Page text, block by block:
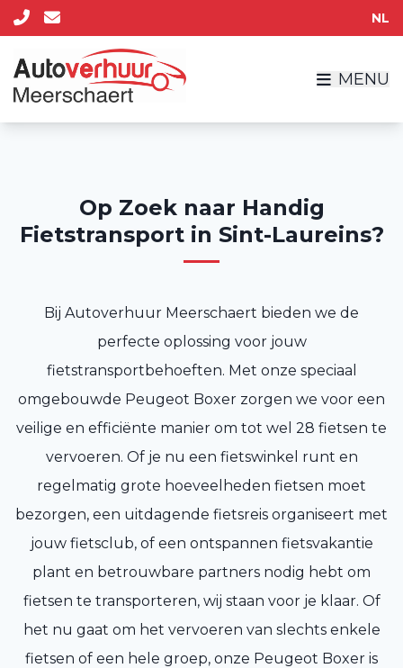
NL
MENU
Op Zoek naar Handig
Fietstransport in Sint-Laureins?
Bij Autoverhuur Meerschaert bieden we de
perfecte oplossing voor jouw
fietstransportbehoeften. Met onze speciaal
omgebouwde Peugeot Boxer zorgen we voor een
veilige en efficiënte manier om tot wel 28 fietsen te
vervoeren. Of je nu een fietswinkel runt en
regelmatig grote hoeveelheden fietsen moet
bezorgen, een uitdagende fietsreis organiseert met
jouw fietsclub, of een ontspannen fietsvakantie
plant en betrouwbare partners nodig hebt om
fietsen te transporteren, wij staan voor je klaar. Of
het nu gaat om het vervoeren van slechts enkele
fietsen of een hele groep, onze Peugeot Boxer is